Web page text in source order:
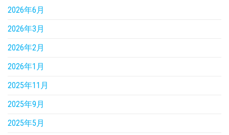
2026年6月
2026年3月
2026年2月
2026年1月
2025年11月
2025年9月
2025年5月